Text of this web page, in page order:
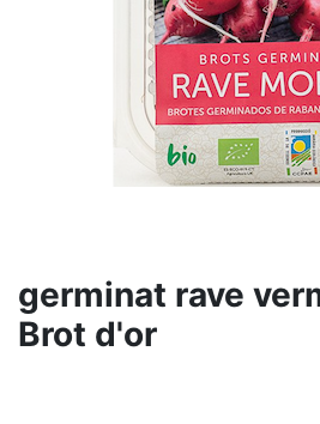
germinat rave
Brot d'or